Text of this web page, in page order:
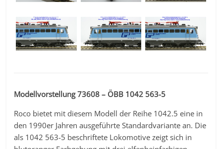
Modellvorstellung 73608 – ÖBB 1042 563-5
Roco bietet mit diesem Modell der Reihe 1042.5 eine in
den 1990er Jahren ausgeführte Standardvariante an. Die
als 1042 563-5 beschriftete Lokomotive zeigt sich in